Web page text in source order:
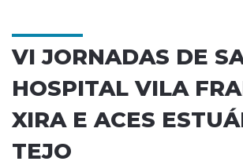
VI JORNADAS DE
HOSPITAL VILA
XIRA E ACES
TEJO